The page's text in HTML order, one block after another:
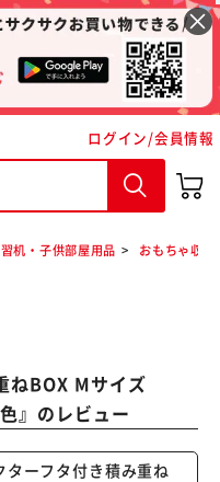
ログイン/会員情報
机・子供部屋用品 おもちゃ収納
ねBOX Mサイズ
』のレビュー
ターフタ付き積み重ね